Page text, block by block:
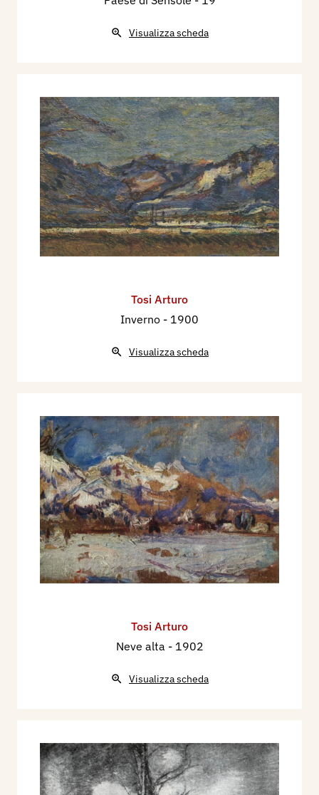
Visualizza scheda
Tosi Arturo
Inverno - 1900
Visualizza scheda
Tosi Arturo
Neve alta - 1902
Visualizza scheda